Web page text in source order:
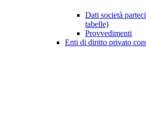
Dati società
tabelle)
Provvedimenti
Enti di diritto privato